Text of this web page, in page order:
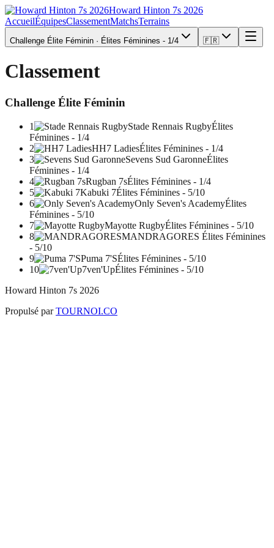
Howard Hinton 7s 2026
AccueilÉquipesClassementMatchsTerrains
Challenge Élite Féminin · Élites Féminines - 1/4 🇫🇷
Classement
Challenge Élite Féminin
1 Stade Rennais RugbyÉlites
Féminines - 1/4
2
HH7 LadiesÉlites Féminines - 1/4
3
Sevens Sud GaronneÉlites
Féminines - 1/4
4
Rugban 7sÉlites Féminines - 1/4
5
Kabuki 7Élites Féminines - 5/10
6
Only Seven's AcademyÉlites
Féminines - 5/10
7
Mayotte RugbyÉlites Féminines - 5/10
8
MANDRAGORES Élites Féminines
- 5/10
9
Puma 7'SÉlites Féminines - 5/10
10
7ven'UpÉlites Féminines - 5/10
Howard Hinton 7s 2026
Propulsé par TOURNOI.CO